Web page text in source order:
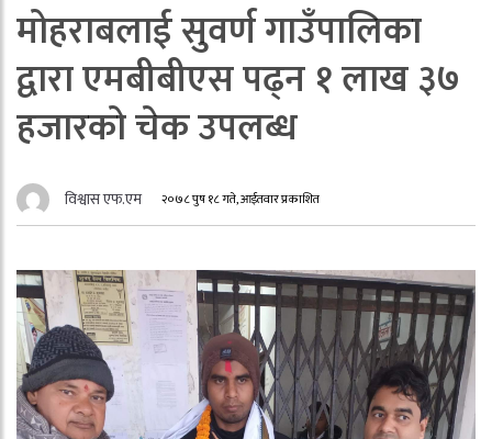
मोहराबलाई सुवर्ण गाउँपालिका
द्वारा एमबीबीएस पढ्न १ लाख ३७
हजारको चेक उपलब्ध
विश्वास एफ.एम २०७८ पुष १८ गते, आईतवार प्रकाशित